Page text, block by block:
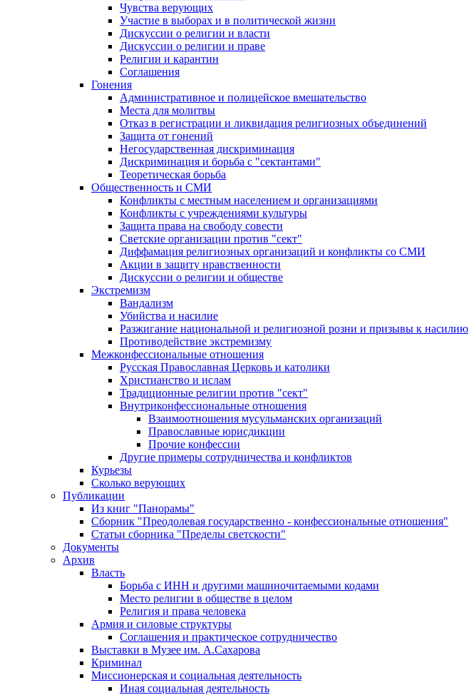
Чувства верующих
Участие в выборах и в политической жизни
Дискуссии о религии и власти
Дискуссии о религии и праве
Религии и карантин
Соглашения
Гонения
Административное и полицейское вмешательство
Места для молитвы
Отказ в регистрации и ликвидация религиозных объединений
Защита от гонений
Негосударственная дискриминация
Дискриминация и борьба с "сектантами"
Теоретическая борьба
Общественность и СМИ
Конфликты с местным населением и организациями
Конфликты с учреждениями культуры
Защита права на свободу совести
Светские организации против "сект"
Диффамация религиозных организаций и конфликты со СМИ
Акции в защиту нравственности
Дискуссии о религии и обществе
Экстремизм
Вандализм
Убийства и насилие
Разжигание национальной и религиозной розни и призывы к насилию
Противодействие экстремизму
Межконфессиональные отношения
Русская Православная Церковь и католики
Христианство и ислам
Традиционные религии против "сект"
Внутриконфессиональные отношения
Взаимоотношения мусульманских организаций
Православные юрисдикции
Прочие конфессии
Другие примеры сотрудничества и конфликтов
Курьезы
Сколько верующих
Публикации
Из книг "Панорамы"
Сборник "Преодолевая государственно - конфессиональные отношения"
Статьи сборника "Пределы светскости"
Документы
Архив
Власть
Борьба с ИНН и другими машиночитаемыми кодами
Место религии в обществе в целом
Религия и права человека
Армия и силовые структуры
Соглашения и практическое сотрудничество
Выставки в Музее им. А.Сахарова
Криминал
Миссионерская и социальная деятельность
Иная социальная деятельность